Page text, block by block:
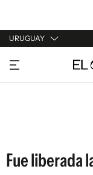
URUGUAY
URUGUAY
ARGENTINA
Fue liberada